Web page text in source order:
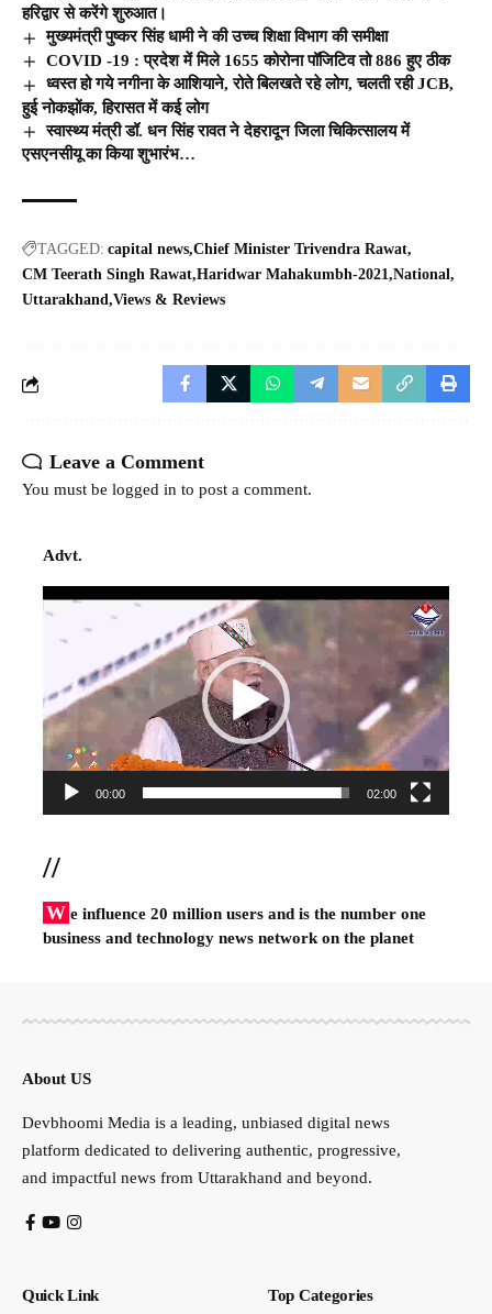
हरिद्वार से करेंगे शुरुआत।
मुख्यमंत्री पुष्कर सिंह धामी ने की उच्च शिक्षा विभाग की समीक्षा
COVID -19 : प्रदेश में मिले 1655 कोरोना पॉजिटिव तो 886 हुए ठीक
ध्वस्त हो गये नगीना के आशियाने, रोते बिलखते रहे लोग, चलती रही JCB,
हुई नोकझोंक, हिरासत में कई लोग
स्वास्थ्य मंत्री डॉ. धन सिंह रावत ने देहरादून जिला चिकित्सालय में
एसएनसीयू का किया शुभारंभ…
TAGGED: capital news Chief Minister Trivendra Rawat
CM Teerath Singh Rawat Haridwar Mahakumbh-2021 National
Uttarakhand Views & Reviews
Leave a Comment
You must be logged in to post a comment.
Advt.
Video
00:00 02:00
//
W e influence 20 million users and is the number one
business and technology news network on the planet
About US
Devbhoomi Media is a leading, unbiased digital news
platform dedicated to delivering authentic, progressive,
and impactful news from Uttarakhand and beyond.
Quick Link Top Categories